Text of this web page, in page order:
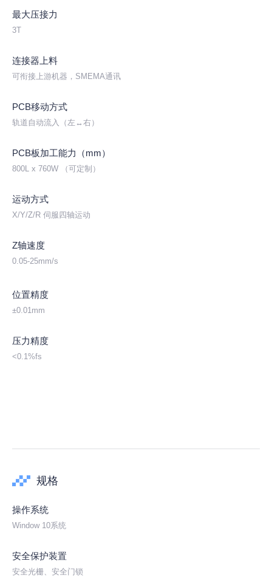
最大压接力
3T
连接器上料
可衔接上游机器，SMEMA通讯
PCB移动方式
轨道自动流入（左↔右）
PCB板加工能力（mm）
800L x 760W （可定制）
运动方式
X/Y/Z/R 伺服四轴运动
Z轴速度
0.05-25mm/s
位置精度
±0.01mm
压力精度
<0.1%fs
规格
操作系统
Window 10系统
安全保护装置
安全光栅、安全门锁